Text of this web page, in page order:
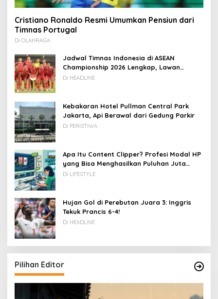
Cristiano Ronaldo Resmi Umumkan Pensiun dari
Timnas Portugal
Di OLAHRAGA
Jadwal Timnas Indonesia di ASEAN
Championship 2026 Lengkap, Lawan
Kamboja hingga Vietnam
Di HEADLINE
Kebakaran Hotel Pullman Central Park
Jakarta, Api Berawal dari Gedung Parkir
Di PERISTIWA
Apa Itu Content Clipper? Profesi Modal HP
yang Bisa Menghasilkan Puluhan Juta
Rupiah
Di LIFESTYLE
Hujan Gol di Perebutan Juara 3: Inggris
Tekuk Prancis 6-4!
Di HEADLINE
Pilihan Editor